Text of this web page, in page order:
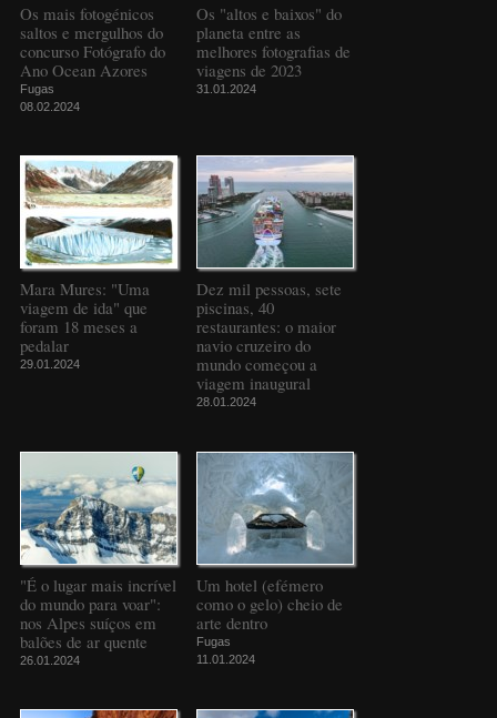
Os mais fotogénicos
saltos e mergulhos do
concurso Fotógrafo do
Ano Ocean Azores
Fugas
08.02.2024
Os "altos e baixos" do
planeta entre as
melhores fotografias de
viagens de 2023
31.01.2024
Mara Mures: "Uma
viagem de ida" que
foram 18 meses a
pedalar
29.01.2024
Dez mil pessoas, sete
piscinas, 40
restaurantes: o maior
navio cruzeiro do
mundo começou a
viagem inaugural
28.01.2024
"É o lugar mais incrível
do mundo para voar":
nos Alpes suíços em
balões de ar quente
26.01.2024
Um hotel (efémero
como o gelo) cheio de
arte dentro
Fugas
11.01.2024